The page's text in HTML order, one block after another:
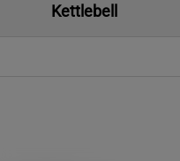
Kettlebell